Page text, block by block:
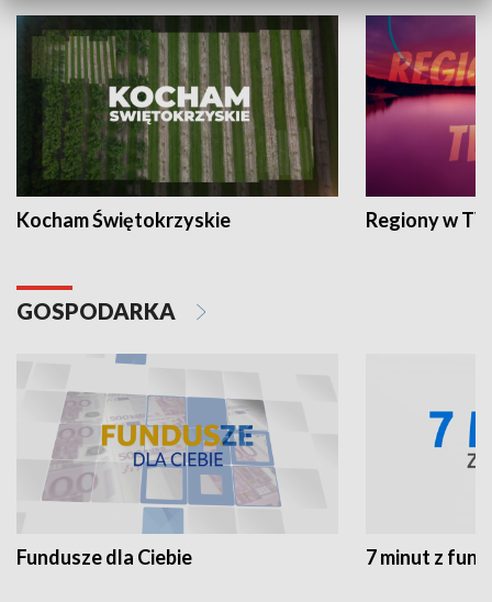
Kocham Świętokrzyskie Regiony w
GOSPODARKA
Fundusze dla Ciebie 7 minut z